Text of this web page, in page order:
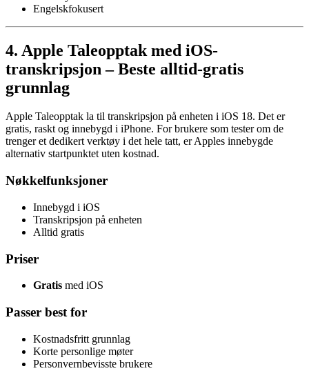
Engelskfokusert
4. Apple Taleopptak med iOS-
transkripsjon – Beste alltid-gratis
grunnlag
Apple Taleopptak la til transkripsjon på enheten i iOS 18. Det er
gratis, raskt og innebygd i iPhone. For brukere som tester om de
trenger et dedikert verktøy i det hele tatt, er Apples innebygde
alternativ startpunktet uten kostnad.
Nøkkelfunksjoner
Innebygd i iOS
Transkripsjon på enheten
Alltid gratis
Priser
Gratis med iOS
Passer best for
Kostnadsfritt grunnlag
Korte personlige møter
Personvernbevisste brukere